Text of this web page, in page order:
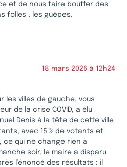
et de nous faire bouffer des
folles , les guêpes.
18 mars 2026 à 12h24
les villes de gauche, vous
de la crise COVID, a élu
Denis à la tête de cette ville
avec 15 % de votants et
ce qui ne change rien à
soir, le maire a disparu
l’énoncé des résultats : il